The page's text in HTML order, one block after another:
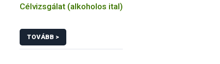
Célvizsgálat (alkoholos ital)
TOVÁBB >